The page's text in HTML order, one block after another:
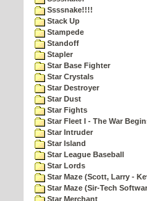
Ssssnake!!!!
Stack Up
Stampede
Standoff
Stapler
Star Base Fighter
Star Crystals
Star Destroyer
Star Dust
Star Fights
Star Fleet I - The War
Star Intruder
Star Island
Star League Baseball
Star Lords
Star Maze (Scott, Larry -
Star Maze (Sir-Tech
Star Merchant